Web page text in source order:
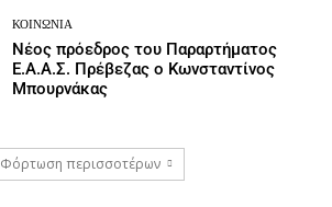
ΚΟΙΝΩΝΙΑ
Νέος πρόεδρος του Παραρτήματος
Ε.Α.Α.Σ. Πρέβεζας ο Κωνσταντίνος
Μπουρνάκας
Φόρτωση περισσοτέρων